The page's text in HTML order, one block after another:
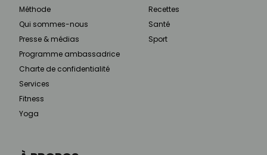
Méthode
Qui sommes-nous
Presse & médias
Programme ambassadrice
Charte de confidentialité
Services
Fitness
Yoga
Recettes
Santé
Sport